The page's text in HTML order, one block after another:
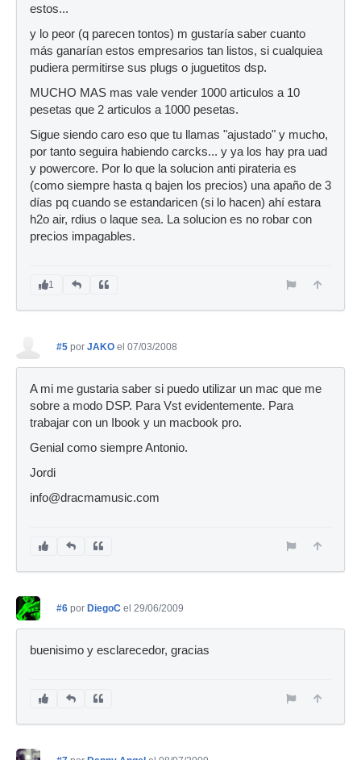
estos...
y lo peor (q parecen tontos) m gustaría saber cuanto
más ganarían estos empresarios tan listos, si cualquiea
pudiera permitirse sus plugs o juguetitos dsp.
MUCHO MAS mas vale vender 1000 articulos a 10
pesetas que 2 articulos a 1000 pesetas.
Sigue siendo caro eso que tu llamas "ajustado" y mucho,
por tanto seguira habiendo carcks... y ya los hay pra uad
y powercore. Por lo que la solucion anti pirateria es
(como siempre hasta q bajen los precios) una apaño de 3
días pq cuando se estandaricen (si lo hacen) ahí estara
h2o air, rdius o laque sea. La solucion es no robar con
precios impagables.
1
#5 por JAKO el 07/03/2008
A mi me gustaria saber si puedo utilizar un mac que me
sobre a modo DSP. Para Vst evidentemente. Para
trabajar con un Ibook y un macbook pro.
Genial como siempre Antonio.
Jordi
info@dracmamusic.com
#6 por DiegoC el 29/06/2009
buenisimo y esclarecedor, gracias